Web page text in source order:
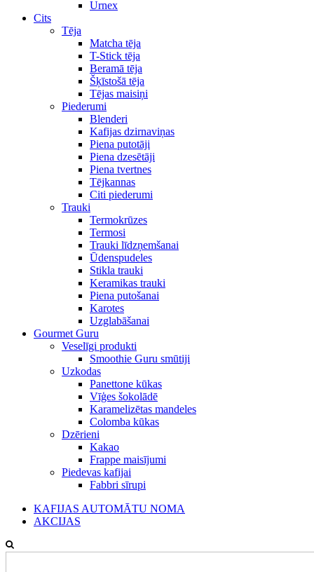
Urnex
Cits
Tēja
Matcha tēja
T-Stick tēja
Beramā tēja
Šķīstošā tēja
Tējas maisiņi
Piederumi
Blenderi
Kafijas dzirnaviņas
Piena putotāji
Piena dzesētāji
Piena tvertnes
Tējkannas
Citi piederumi
Trauki
Termokrūzes
Termosi
Trauki līdzņemšanai
Ūdenspudeles
Stikla trauki
Keramikas trauki
Piena putošanai
Karotes
Uzglabāšanai
Gourmet Guru
Veselīgi produkti
Smoothie Guru smūtiji
Uzkodas
Panettone kūkas
Vīģes šokolādē
Karamelizētas mandeles
Colomba kūkas
Dzērieni
Kakao
Frappe maisījumi
Piedevas kafijai
Fabbri sīrupi
KAFIJAS AUTOMĀTU NOMA
AKCIJAS